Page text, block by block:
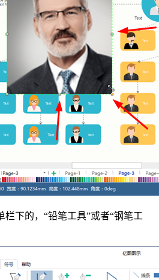
栏下的，“铅笔工具”或者“钢笔工